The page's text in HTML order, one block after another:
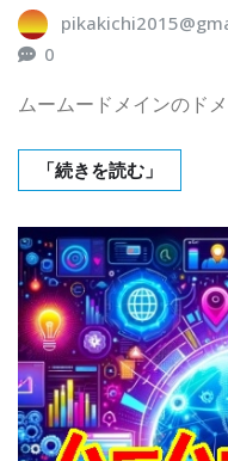
0
ムームードメインのド
「続きを読む」